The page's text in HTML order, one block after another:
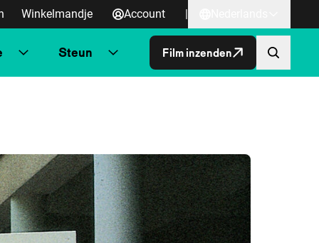
Winkelmandje Account |
Steun Film inzenden